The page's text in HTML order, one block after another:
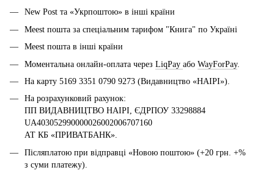
New Post та «Укрпоштою» в інші країни
Meest пошта за спеціальним тарифом "Книга" по Україні
Meest пошта в інші країни
Моментальна онлайн-оплата через LiqPay або WayForPay.
На карту 5169 3351 0790 9273 (Видавництво «НАІРІ»).
На розрахунковий рахунок:
ПП ВИДАВНИЦТВО НАІРІ, ЄДРПОУ 33298884
UA403052990000026002006707160
АТ КБ «ПРИВАТБАНК».
Післяплатою при відправці «Новою поштою» (+20 грн. +%
з суми платежу).